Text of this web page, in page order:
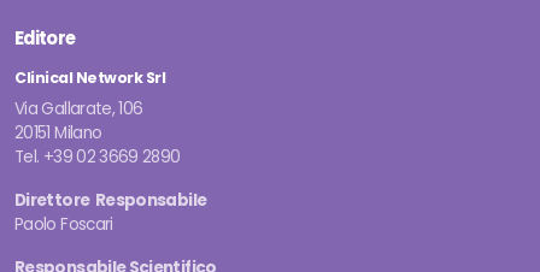
Editore
Clinical Network Srl
Via Gallarate, 106
20151 Milano
Tel. +39 02 3669 2890
Direttore Responsabile
Paolo Foscari